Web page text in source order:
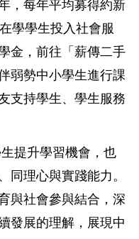
，每年平均募得約新
學學生投入社會服
金，前往「薪傳二手
弱勢中小學生進行課
支持學生、學生服務
提升學習機會，也
同理心與實踐能力。
與社會參與結合，深
發展的理解，展現中